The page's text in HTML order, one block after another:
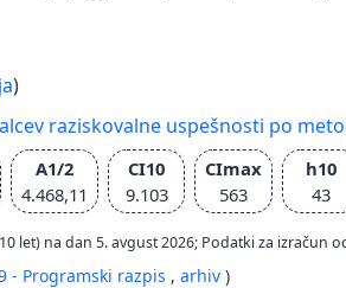
)
raziskovalne uspešnosti po
A1/2
4.468,11
CI10
9.103
CImax
563
h10
43
let) na dan 5. avgust 2026; Podatki za izračun
- Programski razpis , arhiv )